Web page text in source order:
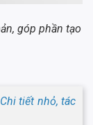
góp phần tạo
tiết nhỏ, tác